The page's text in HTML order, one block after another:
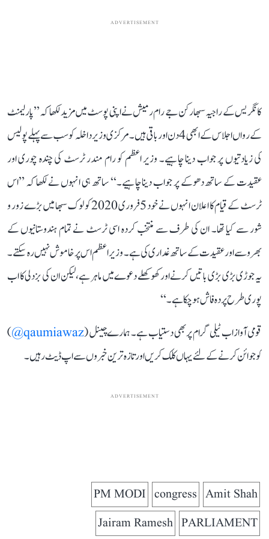
ADVERTISEMENT
کانگریس کے راجیہ سبھا رکن جے رام رمیش نے اپنی پوسٹ میں مزید لکھا کہ ’’پارلیمنٹ
کے رواں اجلاس کے ابھی 4 دن اور باقی ہیں۔ مرکزی وزیر داخلہ کو سب سے پہلے پولیس
کی زیادتیوں پر جواب دینا چاہیے۔ وزیر اعظم کو رام مندر ٹرسٹ کی چندہ چوری اور
عقیدت کے ساتھ دھوکے پر جواب دینا چاہیے۔‘‘ ساتھ ہی انہوں نے لکھا کہ ’’اس
ٹرسٹ کے قیام کا اعلان انہوں نے خود 5 فروری 2020 کو لوک سبھا میں بڑے زور و
شور سے کیا تھا۔ ان کی طرف سے منتخب کردہ اسی ٹرسٹ نے تمام ہندوستانیوں کے
بھروسے اور عقیدت کے ساتھ غداری کی ہے۔ وزیر اعظم اس پر خاموش نہیں رہ سکتے۔
یہ جوڑی بڑی بڑی باتیں کرنے اور کھوکھلے دعوے میں ماہر ہے، لیکن ان کی بزدلی کا اب
پوری طرح پردہ فاش ہو چکا ہے۔‘‘
قومی آواز اب ٹیلی گرام پر بھی دستیاب ہے۔ ہمارے چینل (qaumiawaz@
)
کو جوائن کرنے کے لئے یہاں کلک کریں اور تازہ ترین خبروں سے اپ ڈیٹ رہیں۔
ADVERTISEMENT
Amit Shah
congress
PM MODI
PARLIAMENT
Jairam Ramesh